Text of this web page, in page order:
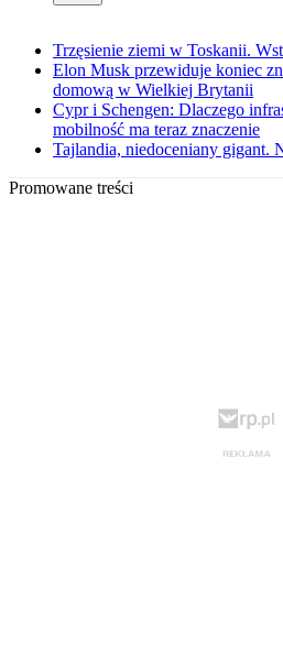
Trzęsienie ziemi w Toskanii.
Elon Musk przewiduje koniec
domową w Wielkiej Brytanii
Cypr i Schengen: Dlaczego
mobilność ma teraz znaczenie
Tajlandia, niedoceniany gigant.
Promowane treści